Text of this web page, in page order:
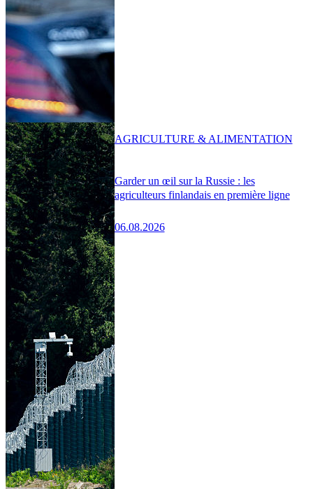
Garder un œil sur la Russie : les
agriculteurs finlandais en première ligne
06.08.2026
AGRICULTURE & ALIMENTATION